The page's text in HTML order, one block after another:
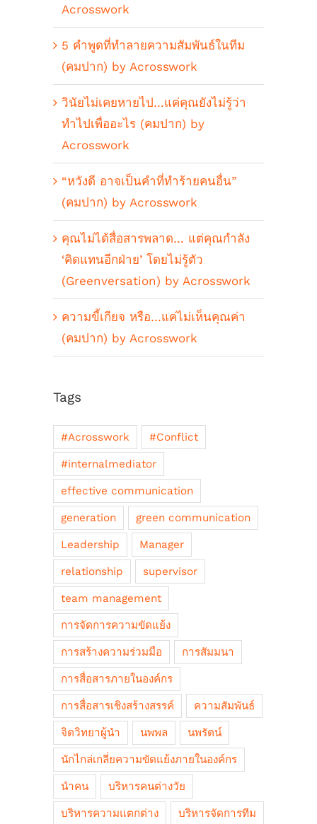
Acrosswork
5 คำพูดที่ทำลายความสัมพันธ์ในทีม
(คมปาก) by Acrosswork
วินัยไม่เคยหายไป…แค่คุณยังไม่รู้ว่า
ทำไปเพื่ออะไร (คมปาก) by
Acrosswork
“หวังดี อาจเป็นคำที่ทำร้ายคนอื่น”
(คมปาก) by Acrosswork
คุณไม่ได้สื่อสารพลาด… แต่คุณกำลัง
‘คิดแทนอีกฝ่าย’ โดยไม่รู้ตัว
(Greenversation) by Acrosswork
ความขี้เกียจ หรือ…แค่ไม่เห็นคุณค่า
(คมปาก) by Acrosswork
Tags
#Acrosswork #Conflict
#internalmediator
effective communication
generation green communication
Leadership Manager
relationship supervisor
team management
การจัดการความขัดแย้ง
การสร้างความร่วมมือ การสัมมนา
การสื่อสารภายในองค์กร
การสื่อสารเชิงสร้างสรรค์ ความสัมพันธ์
จิตวิทยาผู้นำ นพพล นพรัตน์
นักไกล่เกลี่ยความขัดแย้งภายในองค์กร
นำคน บริหารคนต่างวัย
บริหารความแตกต่าง บริหารจัดการทีม